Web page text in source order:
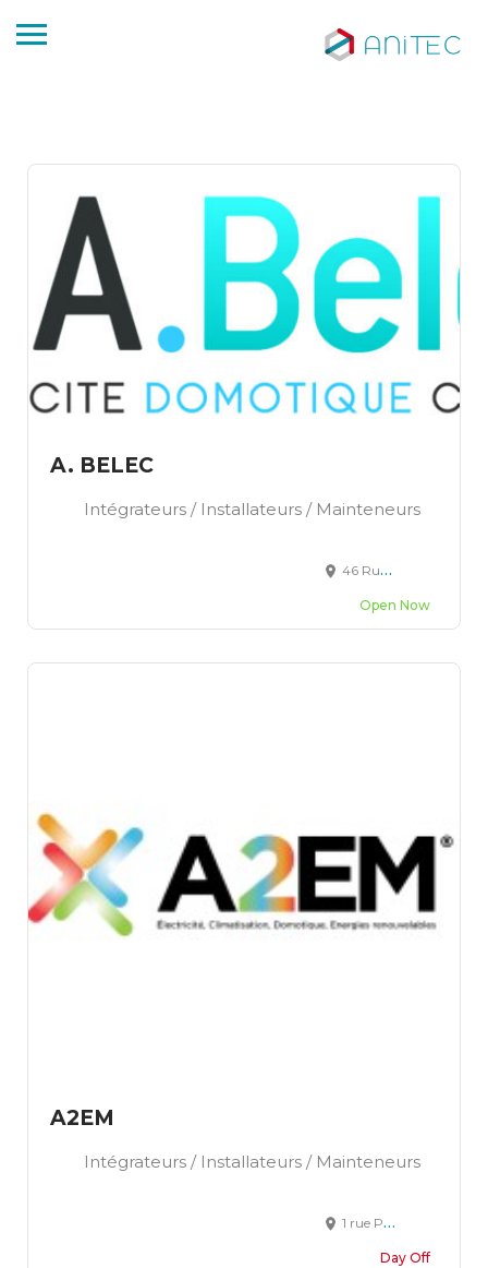
A. BELEC
Intégrateurs / Installateurs / Mainteneurs
46 Rue du Moulin aux Moines ZA NORD, 72650 La Chapelle-Saint-Aubin
Open Now
A2EM
Intégrateurs / Installateurs / Mainteneurs
1 rue Pascal ZAC Melac 33370 TRESSES
Day Off